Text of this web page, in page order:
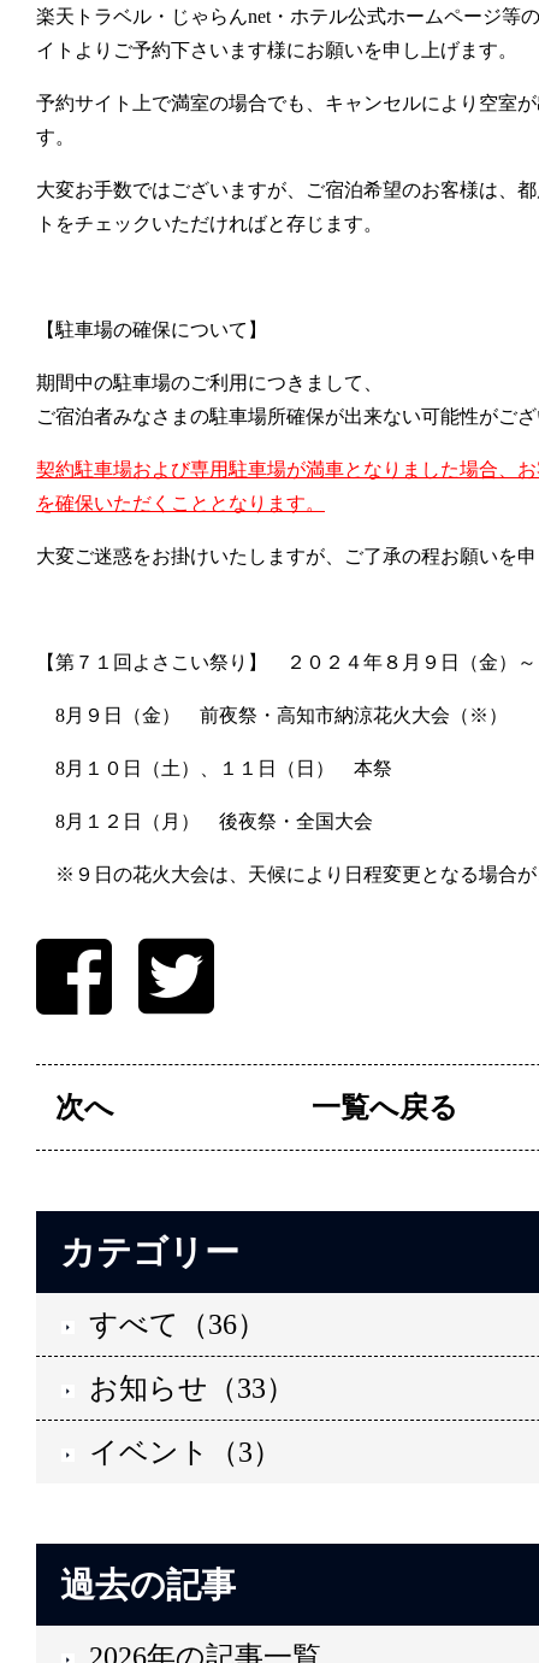
楽天トラベル・じゃらんnet・ホテル公式ホームページ等
イトよりご予約下さいます様にお願いを申し上げます。
予約サイト上で満室の場合でも、キャンセルにより空室
す。
大変お手数ではございますが、ご宿泊希望のお客様は、
トをチェックいただければと存じます。
【駐車場の確保について】
期間中の駐車場のご利用につきまして、
ご宿泊者みなさまの駐車場所確保が出来ない可能性がご
契約駐車場および専用駐車場が満車となりました場合、
を確保いただくこととなります。
大変ご迷惑をお掛けいたしますが、ご了承の程お願いを
【第７１回よさこい祭り】 ２０２４年８月９日（金）
8月９日（金） 前夜祭・高知市納涼花火大会（※）
8月１０日（土）、１１日（日） 本祭
8月１２日（月） 後夜祭・全国大会
※９日の花火大会は、天候により日程変更となる場合
次へ 一覧へ戻る
カテゴリー
すべて（36）
お知らせ（33）
イベント（3）
過去の記事